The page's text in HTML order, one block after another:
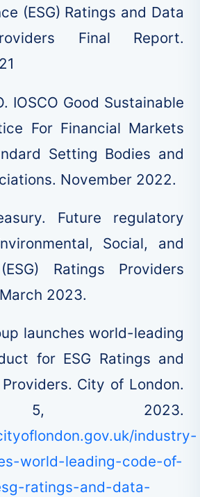
(ESG) Ratings and Data
Final Report.
IOSCO Good Sustainable
For Financial Markets
Setting Bodies and
November 2022.
Future regulatory
Social, and
Ratings Providers
2023.
launches world-leading
for ESG Ratings and
City of London.
5, 2023.
industry-
world-leading-code-of-
ratings-and-data-